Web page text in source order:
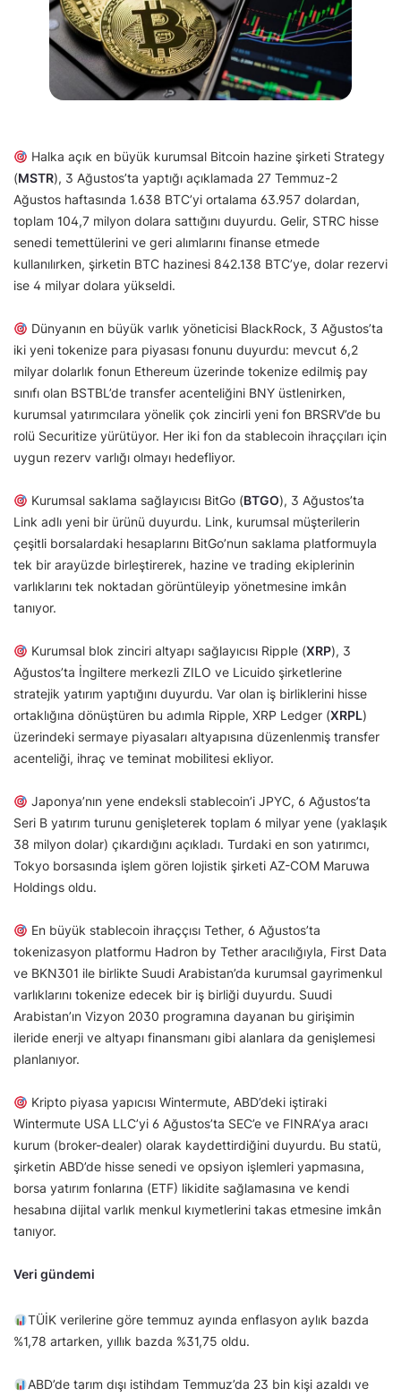
Halka açık en büyük kurumsal Bitcoin hazine şirketi Strategy
(MSTR), 3 Ağustos’ta yaptığı açıklamada 27 Temmuz-2
Ağustos haftasında 1.638 BTC’yi ortalama 63.957 dolardan,
toplam 104,7 milyon dolara sattığını duyurdu. Gelir, STRC hisse
senedi temettülerini ve geri alımlarını finanse etmede
kullanılırken, şirketin BTC hazinesi 842.138 BTC’ye, dolar rezervi
ise 4 milyar dolara yükseldi.
Dünyanın en büyük varlık yöneticisi BlackRock, 3 Ağustos’ta
iki yeni tokenize para piyasası fonunu duyurdu: mevcut 6,2
milyar dolarlık fonun Ethereum üzerinde tokenize edilmiş pay
sınıfı olan BSTBL’de transfer acenteliğini BNY üstlenirken,
kurumsal yatırımcılara yönelik çok zincirli yeni fon BRSRV’de bu
rolü Securitize yürütüyor. Her iki fon da stablecoin ihraççıları için
uygun rezerv varlığı olmayı hedefliyor.
Kurumsal saklama sağlayıcısı BitGo (BTGO), 3 Ağustos’ta
Link adlı yeni bir ürünü duyurdu. Link, kurumsal müşterilerin
çeşitli borsalardaki hesaplarını BitGo’nun saklama platformuyla
tek bir arayüzde birleştirerek, hazine ve trading ekiplerinin
varlıklarını tek noktadan görüntüleyip yönetmesine imkân
tanıyor.
Kurumsal blok zinciri altyapı sağlayıcısı Ripple (XRP), 3
Ağustos’ta İngiltere merkezli ZILO ve Licuido şirketlerine
stratejik yatırım yaptığını duyurdu. Var olan iş birliklerini hisse
ortaklığına dönüştüren bu adımla Ripple, XRP Ledger (XRPL)
üzerindeki sermaye piyasaları altyapısına düzenlenmiş transfer
acenteliği, ihraç ve teminat mobilitesi ekliyor.
Japonya’nın yene endeksli stablecoin’i JPYC, 6 Ağustos’ta
Seri B yatırım turunu genişleterek toplam 6 milyar yene (yaklaşık
38 milyon dolar) çıkardığını açıkladı. Turdaki en son yatırımcı,
Tokyo borsasında işlem gören lojistik şirketi AZ-COM Maruwa
Holdings oldu.
En büyük stablecoin ihraççısı Tether, 6 Ağustos’ta
tokenizasyon platformu Hadron by Tether aracılığıyla, First Data
ve BKN301 ile birlikte Suudi Arabistan’da kurumsal gayrimenkul
varlıklarını tokenize edecek bir iş birliği duyurdu. Suudi
Arabistan’ın Vizyon 2030 programına dayanan bu girişimin
ileride enerji ve altyapı finansmanı gibi alanlara da genişlemesi
planlanıyor.
Kripto piyasa yapıcısı Wintermute, ABD’deki iştiraki
Wintermute USA LLC’yi 6 Ağustos’ta SEC’e ve FINRA’ya aracı
kurum (broker-dealer) olarak kaydettirdiğini duyurdu. Bu statü,
şirketin ABD’de hisse senedi ve opsiyon işlemleri yapmasına,
borsa yatırım fonlarına (ETF) likidite sağlamasına ve kendi
hesabına dijital varlık menkul kıymetlerini takas etmesine imkân
tanıyor.
Veri gündemi
TÜİK verilerine göre temmuz ayında enflasyon aylık bazda
%1,78 artarken, yıllık bazda %31,75 oldu.
ABD’de tarım dışı istihdam Temmuz’da 23 bin kişi azaldı ve